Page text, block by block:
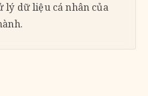
lý dữ liệu cá nhân của